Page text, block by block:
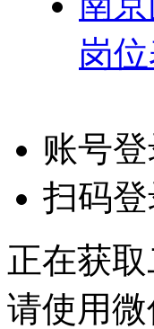
岗
账号
扫码
正在获
请使用